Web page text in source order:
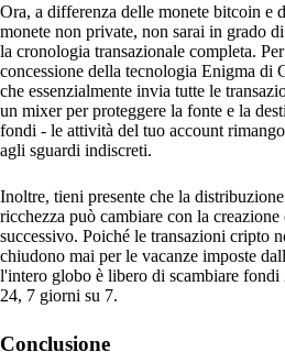
Ora, a differenza delle monete bitcoin e
monete non private, non sarai in grado
la cronologia transazionale completa.
concessione della tecnologia Enigma di
che essenzialmente invia tutte le
un mixer per proteggere la fonte e la
fondi - le attività del tuo account
agli sguardi indiscreti.
Inoltre, tieni presente che la
ricchezza può cambiare con la
successivo. Poiché le transazioni cripto
chiudono mai per le vacanze imposte
l'intero globo è libero di scambiare fondi
24, 7 giorni su 7.
Conclusione